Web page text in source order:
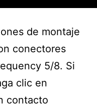
de montaje
conectores
5/8. Si
clic en
contacto